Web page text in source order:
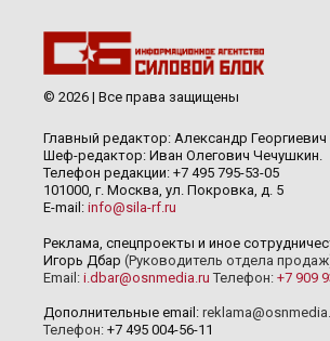
© 2026 | Все права защищены
Главный редактор: Александр
Шеф-редактор: Иван Олегович Чечушкин.
Телефон редакции: +7 495 795-53-05
101000, г. Москва, ул. Покровка, д. 5
E-mail: info@sila-rf.ru
Реклама, спецпроекты и иное
Игорь Дбар (Руководитель отдела
Email: i.dbar@osnmedia.ru Телефон: +7 909
Дополнительные email:
Телефон: +7 495 004-56-11